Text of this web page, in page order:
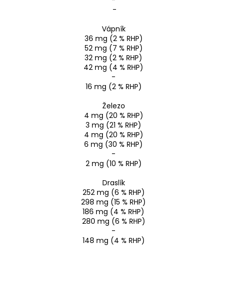
-
Vápník
36 mg (2 % RHP)
52 mg (7 % RHP)
32 mg (2 % RHP)
42 mg (4 % RHP)
-
16 mg (2 % RHP)
Železo
4 mg (20 % RHP)
3 mg (21 % RHP)
4 mg (20 % RHP)
6 mg (30 % RHP)
-
2 mg (10 % RHP)
Draslík
252 mg (6 % RHP)
298 mg (15 % RHP)
186 mg (4 % RHP)
280 mg (6 % RHP)
-
148 mg (4 % RHP)